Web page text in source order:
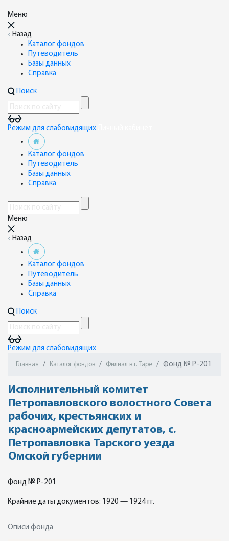
Меню
Назад
Каталог фондов
Путеводитель
Базы данных
Справка
Поиск
Режим для слабовидящих
Каталог фондов
Путеводитель
Базы данных
Справка
Меню
Назад
Каталог фондов
Путеводитель
Базы данных
Справка
Поиск
Режим для слабовидящих
Главная Каталог фондов Филиал в г. Таре Фонд № Р-201
Исполнительный комитет
Петропавловского волостного Совета
рабочих, крестьянских и
красноармейских депутатов, с.
Петропавловка Тарского уезда
Омской губернии
Фонд № Р-201
Крайние даты документов: 1920 — 1924 гг.
Описи фонда